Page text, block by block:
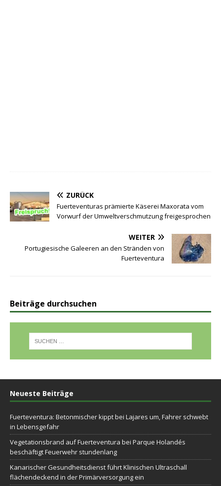
ZURÜCK
Fuerteventuras prämierte Käserei Maxorata vom
Vorwurf der Umweltverschmutzung freigesprochen
WEITER
Portugiesische Galeeren an den Stränden von
Fuerteventura
Beiträge durchsuchen
Neueste Beiträge
Fuerteventura: Betonmischer kippt bei Lajares um, Fahrer schwebt
in Lebensgefahr
Vegetationsbrand auf Fuerteventura bei Parque Holandés
beschäftigt Feuerwehr stundenlang
Kanarischer Gesundheitsdienst führt Klinischen Ultraschall
flächendeckend in der Primärversorgung ein